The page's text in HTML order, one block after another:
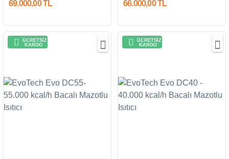
69.000,00 TL 66.000,00 TL
ÜCRETSİZ
KARGO
ÜCRETSİZ
KARGO